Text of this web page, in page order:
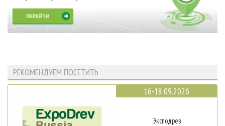
РЕКОМЕНДУЕМ ПОСЕТИТЬ
16-18.09.2026
Эксподрев